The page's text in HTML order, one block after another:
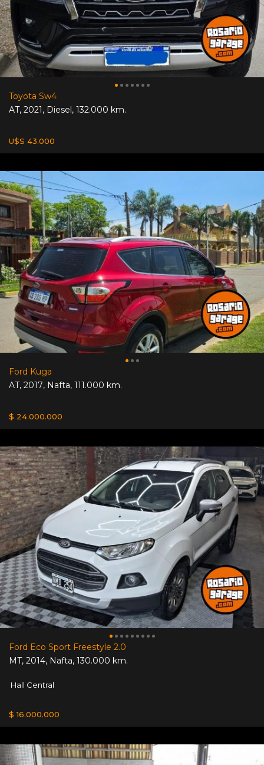
Toyota Sw4
AT, 2021, Diesel, 132.000 km.
U$S 43.000
Ford Kuga
AT, 2017, Nafta, 111.000 km.
$ 24.000.000
Ford Eco Sport Freestyle 2.0
MT, 2014, Nafta, 130.000 km.
Hall Central
$ 16.000.000